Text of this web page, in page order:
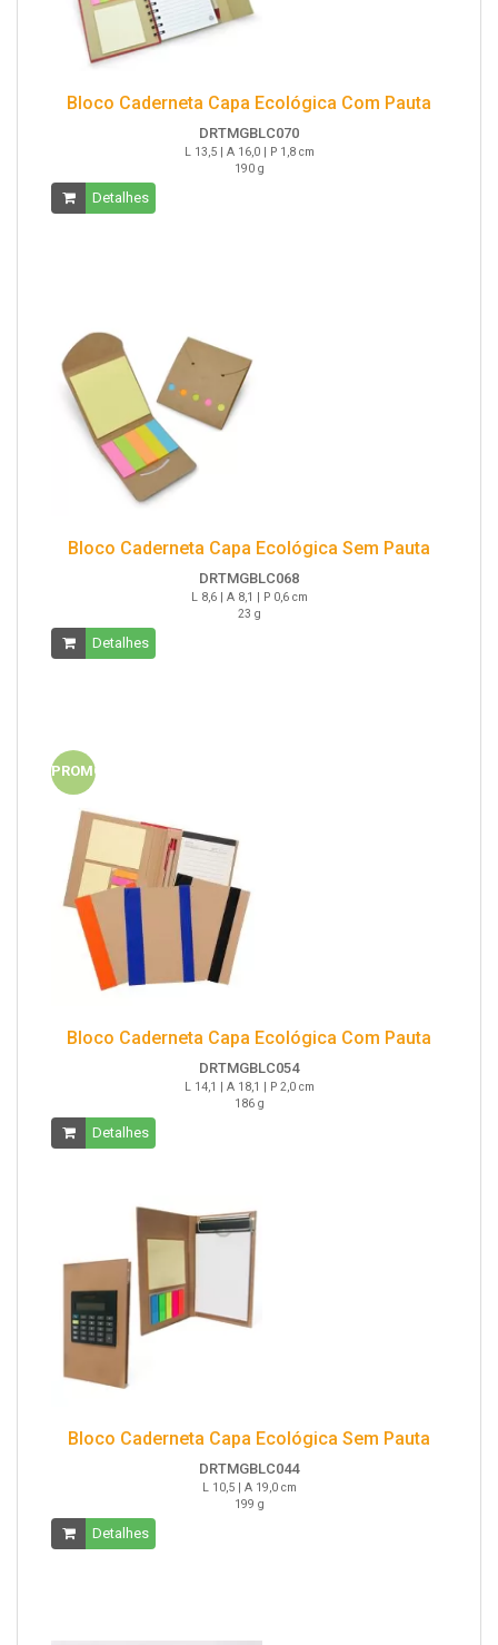
Bloco Caderneta Capa Ecológica Com Pauta
DRTMGBLC070
L 13,5 | A 16,0 | P 1,8 cm
190 g
Detalhes
Bloco Caderneta Capa Ecológica Sem Pauta
DRTMGBLC068
L 8,6 | A 8,1 | P 0,6 cm
23 g
Detalhes
PROMO
Bloco Caderneta Capa Ecológica Com Pauta
DRTMGBLC054
L 14,1 | A 18,1 | P 2,0 cm
186 g
Detalhes
Bloco Caderneta Capa Ecológica Sem Pauta
DRTMGBLC044
L 10,5 | A 19,0 cm
199 g
Detalhes